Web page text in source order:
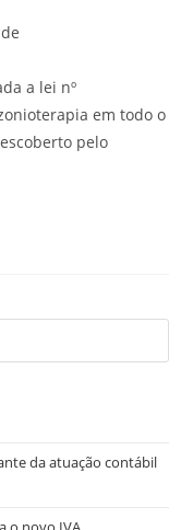
a lei nº
em todo o
pelo
da atuação contábil